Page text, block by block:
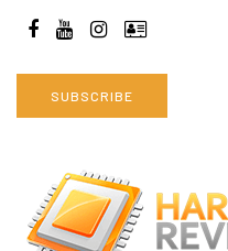
SUBSCRIBE